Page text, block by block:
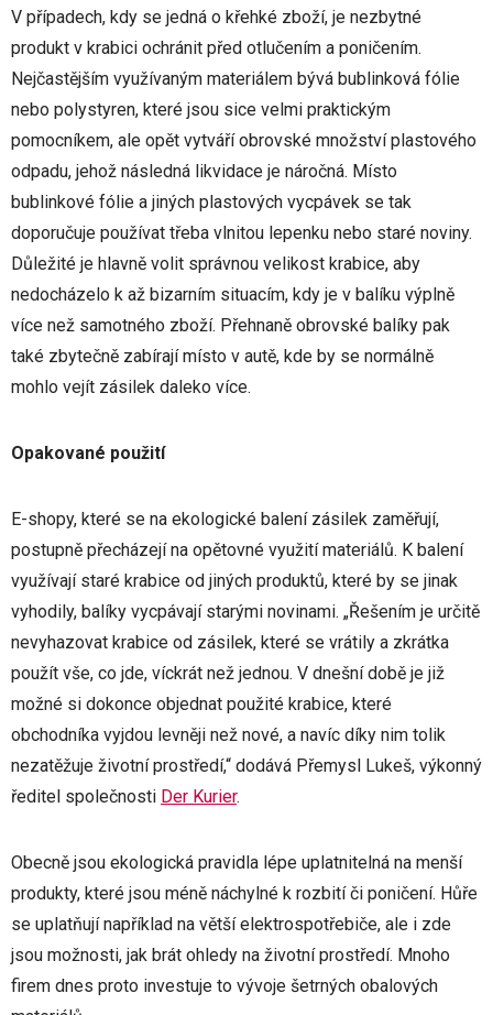
V případech, kdy se jedná o křehké zboží, je nezbytné
produkt v krabici ochránit před otlučením a poničením.
Nejčastějším využívaným materiálem bývá bublinková fólie
nebo polystyren, které jsou sice velmi praktickým
pomocníkem, ale opět vytváří obrovské množství plastového
odpadu, jehož následná likvidace je náročná. Místo
bublinkové fólie a jiných plastových vycpávek se tak
doporučuje používat třeba vlnitou lepenku nebo staré noviny.
Důležité je hlavně volit správnou velikost krabice, aby
nedocházelo k až bizarním situacím, kdy je v balíku výplně
více než samotného zboží. Přehnaně obrovské balíky pak
také zbytečně zabírají místo v autě, kde by se normálně
mohlo vejít zásilek daleko více.
Opakované použití
E-shopy, které se na ekologické balení zásilek zaměřují,
postupně přecházejí na opětovné využití materiálů. K balení
využívají staré krabice od jiných produktů, které by se jinak
vyhodily, balíky vycpávají starými novinami. „Řešením je určitě
nevyhazovat krabice od zásilek, které se vrátily a zkrátka
použít vše, co jde, víckrát než jednou. V dnešní době je již
možné si dokonce objednat použité krabice, které
obchodníka vyjdou levněji než nové, a navíc díky nim tolik
nezatěžuje životní prostředí,“ dodává Přemysl Lukeš, výkonný
ředitel společnosti Der Kurier.
Obecně jsou ekologická pravidla lépe uplatnitelná na menší
produkty, které jsou méně náchylné k rozbití či poničení. Hůře
se uplatňují například na větší elektrospotřebiče, ale i zde
jsou možnosti, jak brát ohledy na životní prostředí. Mnoho
firem dnes proto investuje to vývoje šetrných obalových